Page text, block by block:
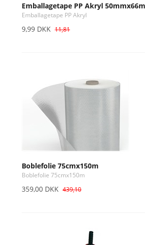
Emballagetape PP Akryl
Emballagetape PP Akryl
9,99 DKK 11,81
Boblefolie 75cmx150m
Boblefolie 75cmx150m
359,00 DKK 439,10